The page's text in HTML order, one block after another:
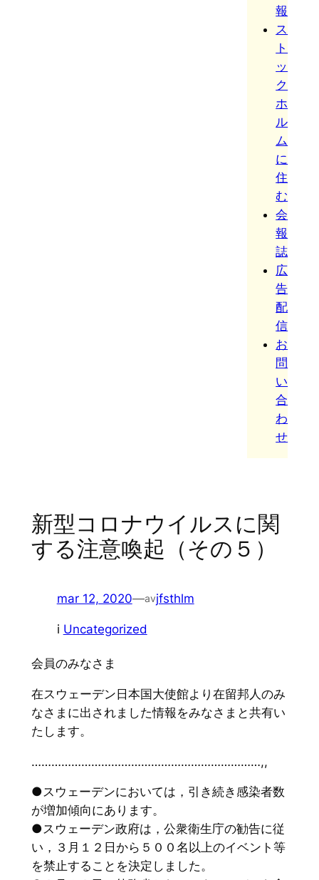
報
ス
ト
ッ
ク
ホ
ル
ム
に
住
む
会
報
誌
広
告
配
信
お
問
い
合
わ
せ
新型コロナウイルスに関
する注意喚起（その５）
mar 12, 2020—avjfsthlm
i Uncategorized
会員のみなさま
在スウェーデン日本国大使館より在留邦人のみ
なさまに出されました情報をみなさまと共有い
たします。
……………………………………………………………,,
●スウェーデンにおいては，引き続き感染者数
が増加傾向にあります。
●スウェーデン政府は，公衆衛生庁の勧告に従
い，３月１２日から５００名以上のイベント等
を禁止することを決定しました。